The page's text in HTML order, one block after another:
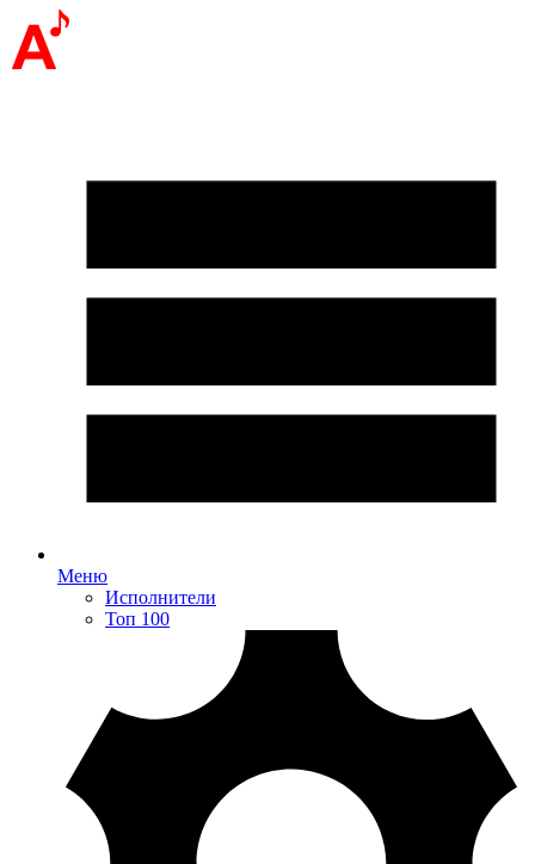
Меню
Исполнители
Топ 100